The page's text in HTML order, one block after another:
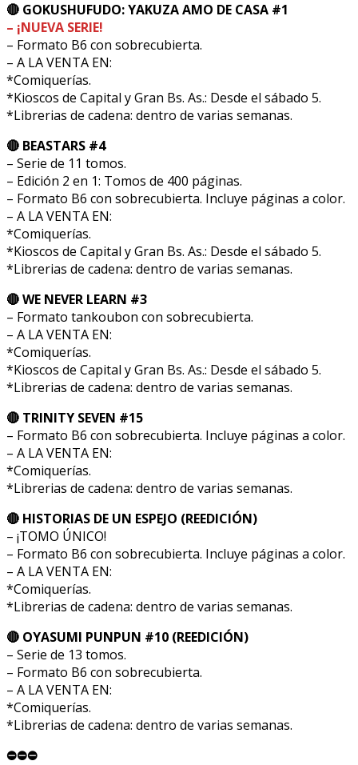
🔴 GOKUSHUFUDO: YAKUZA AMO DE CASA #1
– ¡NUEVA SERIE!
– Formato B6 con sobrecubierta.
– A LA VENTA EN:
*Comiquerías.
*Kioscos de Capital y Gran Bs. As.: Desde el sábado 5.
*Librerias de cadena: dentro de varias semanas.
🔴 BEASTARS #4
– Serie de 11 tomos.
– Edición 2 en 1: Tomos de 400 páginas.
– Formato B6 con sobrecubierta. Incluye páginas a color.
– A LA VENTA EN:
*Comiquerías.
*Kioscos de Capital y Gran Bs. As.: Desde el sábado 5.
*Librerias de cadena: dentro de varias semanas.
🔴 WE NEVER LEARN #3
– Formato tankoubon con sobrecubierta.
– A LA VENTA EN:
*Comiquerías.
*Kioscos de Capital y Gran Bs. As.: Desde el sábado 5.
*Librerias de cadena: dentro de varias semanas.
🔴 TRINITY SEVEN #15
– Formato B6 con sobrecubierta. Incluye páginas a color.
– A LA VENTA EN:
*Comiquerías.
*Librerias de cadena: dentro de varias semanas.
🔴 HISTORIAS DE UN ESPEJO (REEDICIÓN)
– ¡TOMO ÚNICO!
– Formato B6 con sobrecubierta. Incluye páginas a color.
– A LA VENTA EN:
*Comiquerías.
*Librerias de cadena: dentro de varias semanas.
🔴 OYASUMI PUNPUN #10 (REEDICIÓN)
– Serie de 13 tomos.
– Formato B6 con sobrecubierta.
– A LA VENTA EN:
*Comiquerías.
*Librerias de cadena: dentro de varias semanas.
⛔⛔⛔